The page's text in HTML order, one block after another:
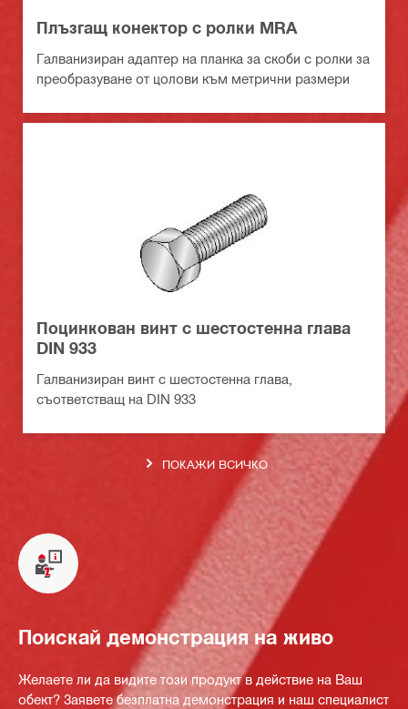
Плъзгащ конектор с ролки MRA
Галванизиран адаптер на планка за скоби с ролки за
преобразуване от цолови към метрични размери
Поцинкован винт с шестостенна глава
DIN 933
Галванизиран винт с шестостенна глава,
съответстващ на DIN 933
ПОКАЖИ ВСИЧКО
Поискай демонстрация на живо
Желаете ли да видите този продукт в действие на Ваш
обект? Заявете безплатна демонстрация и наш специалист